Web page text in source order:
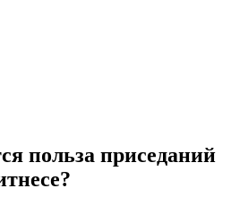
польза приседаний